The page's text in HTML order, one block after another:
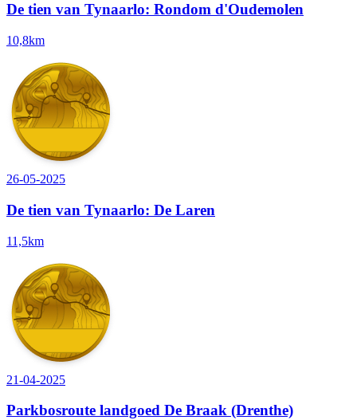
De tien van Tynaarlo: Rondom d'Oudemolen
10,8km
26-05-2025
De tien van Tynaarlo: De Laren
11,5km
21-04-2025
Parkbosroute landgoed De Braak (Drenthe)